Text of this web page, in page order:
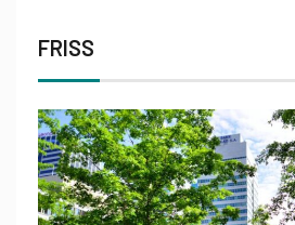
FRISS